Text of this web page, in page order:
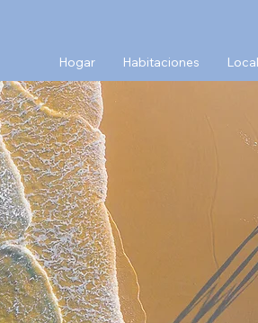
Hogar
Habitaciones